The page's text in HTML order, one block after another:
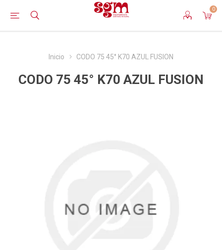
0
Inicio CODO 75 45° K70 AZUL FUSION
CODO 75 45° K70 AZUL FUSION